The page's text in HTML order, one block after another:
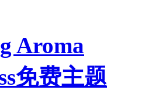
Aroma
免费主题